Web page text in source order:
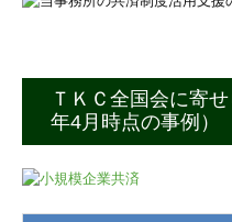
ＴＫＣ全国会に寄
年4月時点の事例）